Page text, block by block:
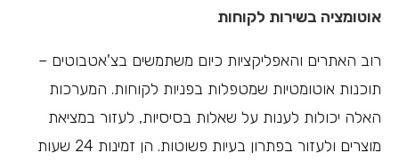
אוטומציה בשירות לקוחות
רוב האתרים והאפליקציות כיום משתמשים בצ'אטבוטים –
תוכנות אוטומטיות שמטפלות בפניות לקוחות. המערכות
האלה יכולות לענות על שאלות בסיסיות, לעזור במציאת
מוצרים ולעזור בפתרון בעיות פשוטות. הן זמינות 24 שעות